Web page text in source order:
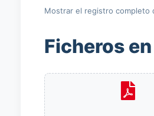
Mostrar el registro completo
Ficheros